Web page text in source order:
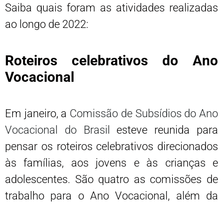
Saiba quais foram as atividades realizadas
ao longo de 2022:
Roteiros celebrativos do Ano
Vocacional
Em janeiro, a Comissão de Subsídios do Ano
Vocacional do Brasil
esteve reunida para
pensar os roteiros celebrativos direcionados
às famílias, aos jovens e às crianças e
adolescentes. São quatro as comissões de
trabalho para o Ano Vocacional, além da